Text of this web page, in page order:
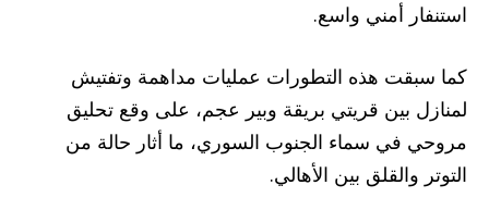
استنفار أمني واسع.
كما سبقت هذه التطورات عمليات مداهمة وتفتيش
لمنازل بين قريتي بريقة وبير عجم، على وقع تحليق
مروحي في سماء الجنوب السوري، ما أثار حالة من
التوتر والقلق بين الأهالي.